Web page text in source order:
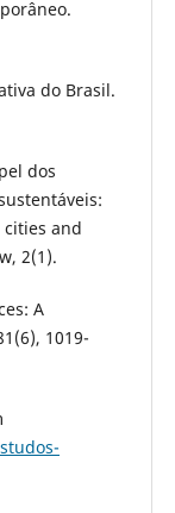
do Brasil.
dos
and
2(1).
A
1019-